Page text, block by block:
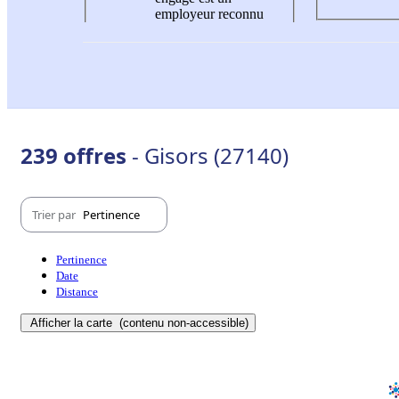
employeur reconnu
239 offres - Gisors (27140)
Trier par Pertinence
Pertinence
Date
Distance
Afficher la carte (contenu non-accessible)